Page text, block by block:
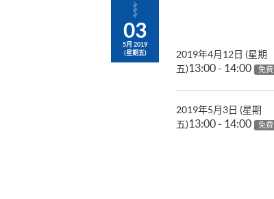
03
5月 2019
(星期五)
2019年4月12日 (星期
五)13:00 - 14:00 免费
2019年5月3日 (星期
五)13:00 - 14:00 免费